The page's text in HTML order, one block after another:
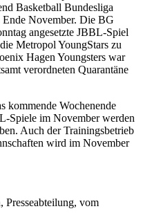
Basketball Bundesliga
November. Die BG
angesetzte JBBL-Spiel
Metropol YoungStars zu
Hagen Youngsters war
verordneten Quarantäne
kommende Wochenende
Spiele im November werden
Auch der Trainingsbetrieb
wird im November
vom